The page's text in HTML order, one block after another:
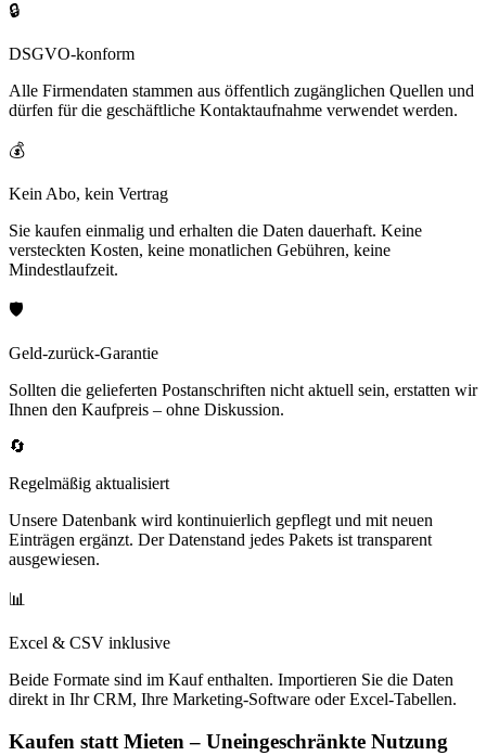
🔒
DSGVO-konform
Alle Firmendaten stammen aus öffentlich zugänglichen Quellen und
dürfen für die geschäftliche Kontaktaufnahme verwendet werden.
💰
Kein Abo, kein Vertrag
Sie kaufen einmalig und erhalten die Daten dauerhaft. Keine
versteckten Kosten, keine monatlichen Gebühren, keine
Mindestlaufzeit.
🛡️
Geld-zurück-Garantie
Sollten die gelieferten Postanschriften nicht aktuell sein, erstatten wir
Ihnen den Kaufpreis – ohne Diskussion.
🔄
Regelmäßig aktualisiert
Unsere Datenbank wird kontinuierlich gepflegt und mit neuen
Einträgen ergänzt. Der Datenstand jedes Pakets ist transparent
ausgewiesen.
📊
Excel & CSV inklusive
Beide Formate sind im Kauf enthalten. Importieren Sie die Daten
direkt in Ihr CRM, Ihre Marketing-Software oder Excel-Tabellen.
Kaufen statt Mieten – Uneingeschränkte Nutzung